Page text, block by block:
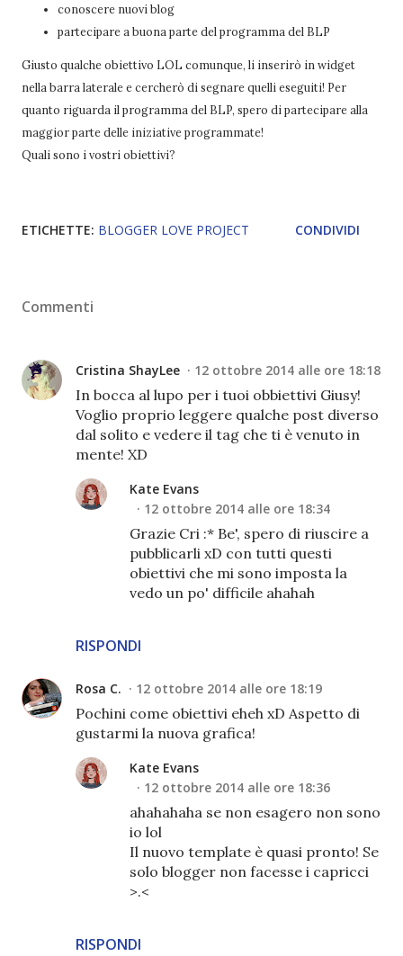
conoscere nuovi blog
partecipare a buona parte del programma del BLP
Giusto qualche obiettivo LOL comunque, li inserirò in widget
nella barra laterale e cercherò di segnare quelli eseguiti! Per
quanto riguarda il programma del BLP, spero di partecipare alla
maggior parte delle iniziative programmate!
Quali sono i vostri obiettivi?
ETICHETTE: BLOGGER LOVE PROJECT CONDIVIDI
Commenti
Cristina ShayLee 12 ottobre 2014 alle ore 18:18
In bocca al lupo per i tuoi obbiettivi Giusy!
Voglio proprio leggere qualche post diverso
dal solito e vedere il tag che ti è venuto in
mente! XD
RISPONDI
Kate Evans
12 ottobre 2014 alle ore 18:34
Grazie Cri :* Be', spero di riuscire a
pubblicarli xD con tutti questi
obiettivi che mi sono imposta la
vedo un po' difficile ahahah
Rosa C. 12 ottobre 2014 alle ore 18:19
Pochini come obiettivi eheh xD Aspetto di
gustarmi la nuova grafica!
RISPONDI
Kate Evans
12 ottobre 2014 alle ore 18:36
ahahahaha se non esagero non sono
io lol
Il nuovo template è quasi pronto! Se
solo blogger non facesse i capricci
>.<